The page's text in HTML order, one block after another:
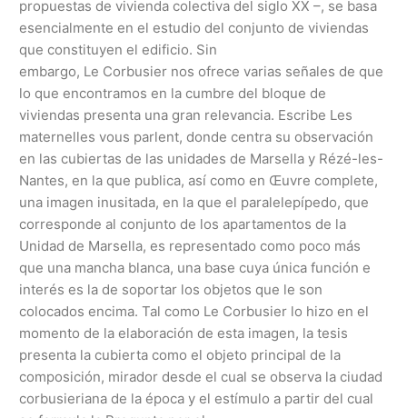
propuestas de vivienda colectiva del siglo XX –, se basa
esencialmente en el estudio del conjunto de viviendas
que constituyen el edificio. Sin
embargo, Le Corbusier nos ofrece varias señales de que
lo que encontramos en la cumbre del bloque de
viviendas presenta una gran relevancia. Escribe Les
maternelles vous parlent, donde centra su observación
en las cubiertas de las unidades de Marsella y Rézé-les-
Nantes, en la que publica, así como en Œuvre complete,
una imagen inusitada, en la que el paralelepípedo, que
corresponde al conjunto de los apartamentos de la
Unidad de Marsella, es representado como poco más
que una mancha blanca, una base cuya única función e
interés es la de soportar los objetos que le son
colocados encima. Tal como Le Corbusier lo hizo en el
momento de la elaboración de esta imagen, la tesis
presenta la cubierta como el objeto principal de la
composición, mirador desde el cual se observa la ciudad
corbusieriana de la época y el estímulo a partir del cual